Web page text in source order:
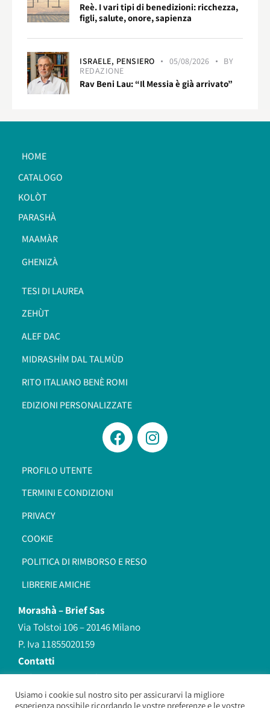
Reè. I vari tipi di benedizioni: ricchezza,
figli, salute, onore, sapienza
ISRAELE, PENSIERO 05/08/2026
BY
REDAZIONE
Rav Beni Lau: “Il Messia è già arrivato”
HOME
CATALOGO
KOLÒT
PARASHÀ
MAAMÀR
GHENIZÀ
TESI DI LAUREA
ZEHÙT
ALEF DAC
MIDRASHÌM DAL TALMÙD
RITO ITALIANO BENÈ ROMI​
EDIZIONI PERSONALIZZATE
PROFILO UTENTE
TERMINI E CONDIZIONI
PRIVACY
COOKIE
POLITICA DI RIMBORSO E RESO
LIBRERIE AMICHE
Morashà –Brief Sas
Via Tolstoi 106 – 20146 Milano
P. Iva 11855020159
Contatti
redazione@morasha.it
339 8596707
Usiamo i cookie sul nostro sito per assicurarvi la migliore
esperienza possibile ricordando le vostre preferenze e le vostre